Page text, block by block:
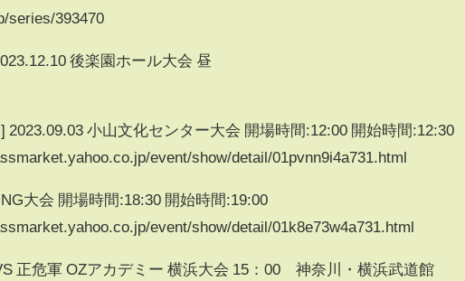
series/393470
後楽園ホール大会 昼
2023.09.03 小山文化センター大会 開場時間:12:00 開始時間:12:30
event/show/detail/01pvnn9i4a731.html
大会 開場時間:18:30 開始時間:19:00
event/show/detail/01k8e73w4a731.html
正危軍 OZアカデミー 横浜大会 15：00 神奈川・横浜武道館